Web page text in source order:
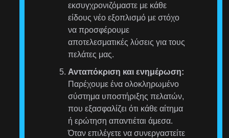
εκσυγχρονιζόμαστε με κάθε
είδους νέο εξοπλισμό με στόχο
να προσφέρουμε
αποτελεσματικές λύσεις για τους
πελάτες μας.
Ανταπόκριση και ενημέρωση:
Παρέχουμε ένα ολοκληρωμένο
σύστημα υποστήριξης πελατών,
που εξασφαλίζει ότι κάθε αίτημα
ή ερώτηση απαντιέται άμεσα.
Όταν επιλέγετε να συνεργαστείτε